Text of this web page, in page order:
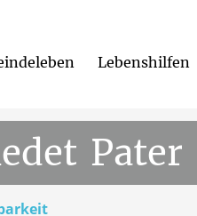
Lebenshilfen
Pater